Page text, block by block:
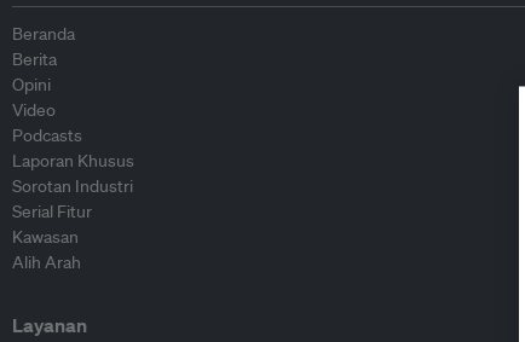
Beranda
Berita
Opini
Video
Podcasts
Laporan Khusus
Sorotan Industri
Serial Fitur
Kawasan
Alih Arah
Layanan